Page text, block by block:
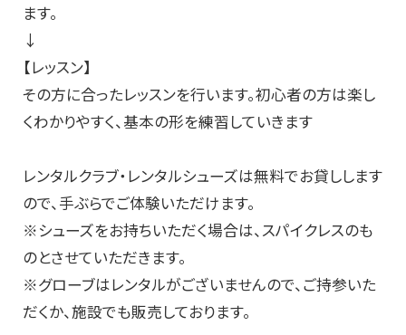
ます。
↓
【レッスン】
その方に合ったレッスンを行います。初心者の方は楽し
くわかりやすく、基本の形を練習していきます
レンタルクラブ・レンタルシューズは無料でお貸しします
ので、手ぶらでご体験いただけます。
※シューズをお持ちいただく場合は、スパイクレスのも
のとさせていただきます。
※グローブはレンタルがございませんので、ご持参いた
だくか、施設でも販売しております。